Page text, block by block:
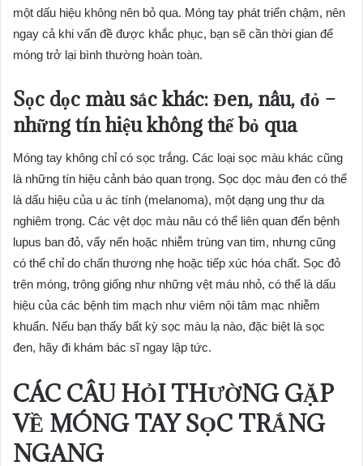
một dấu hiệu không nên bỏ qua. Móng tay phát triển chậm, nên
ngay cả khi vấn đề được khắc phục, bạn sẽ cần thời gian để
móng trở lại bình thường hoàn toàn.
Sọc dọc màu sắc khác: Đen, nâu, đỏ –
những tín hiệu không thể bỏ qua
Móng tay không chỉ có sọc trắng. Các loại sọc màu khác cũng
là những tín hiệu cảnh báo quan trọng. Sọc dọc màu đen có thể
là dấu hiệu của u ác tính (melanoma), một dạng ung thư da
nghiêm trọng. Các vệt dọc màu nâu có thể liên quan đến bệnh
lupus ban đỏ, vẩy nến hoặc nhiễm trùng van tim, nhưng cũng
có thể chỉ do chấn thương nhẹ hoặc tiếp xúc hóa chất. Sọc đỏ
trên móng, trông giống như những vệt máu nhỏ, có thể là dấu
hiệu của các bệnh tim mạch như viêm nội tâm mạc nhiễm
khuẩn. Nếu bạn thấy bất kỳ sọc màu lạ nào, đặc biệt là sọc
đen, hãy đi khám bác sĩ ngay lập tức.
CÁC CÂU HỎI THƯỜNG GẶP
VỀ MÓNG TAY SỌC TRẮNG
NGANG